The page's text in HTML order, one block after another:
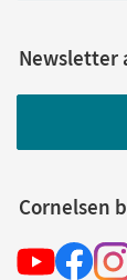
Newsletter
Cornelsen